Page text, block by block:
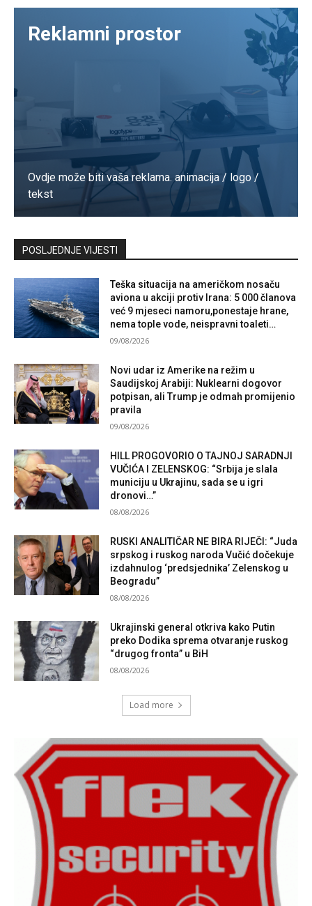
Reklamni prostor
Ovdje može biti vaša reklama. animacija / logo /
tekst
Kontaktirajte nas
POSLJEDNJE VIJESTI
Teška situacija na američkom nosaču
aviona u akciji protiv Irana: 5 000 članova
već 9 mjeseci namoru,ponestaje hrane,
nema tople vode, neispravni toaleti…
09/08/2026
Novi udar iz Amerike na režim u
Saudijskoj Arabiji: Nuklearni dogovor
potpisan, ali Trump je odmah promijenio
pravila
09/08/2026
HILL PROGOVORIO O TAJNOJ SARADNJI
VUČIĆA I ZELENSKOG: “Srbija je slala
municiju u Ukrajinu, sada se u igri
dronovi…”
08/08/2026
RUSKI ANALITIČAR NE BIRA RIJEČI: “Juda
srpskog i ruskog naroda Vučić dočekuje
izdahnulog ‘predsjednika’ Zelenskog u
Beogradu”
08/08/2026
Ukrajinski general otkriva kako Putin
preko Dodika sprema otvaranje ruskog
“drugog fronta” u BiH
08/08/2026
Load more